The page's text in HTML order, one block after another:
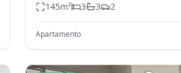
145m² 3 3 2
Apartamento